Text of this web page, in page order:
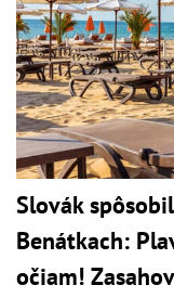
Slovák
Benátkach:
očiam!